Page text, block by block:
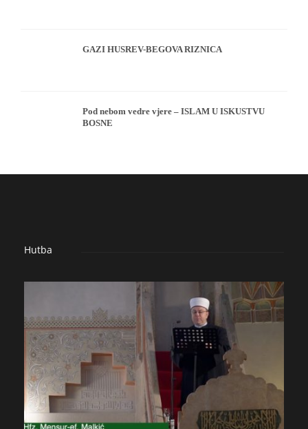
GAZI HUSREV-BEGOVA RIZNICA
Pod nebom vedre vjere – ISLAM U ISKUSTVU
BOSNE
Hutba